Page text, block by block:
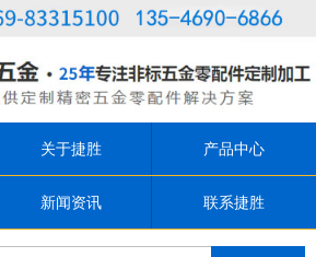
关于捷胜 产品中心
新闻资讯 联系捷胜